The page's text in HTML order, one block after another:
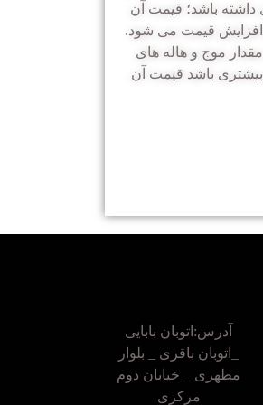
باشد؛ قیمت آن
افزایش قیمت می شود.
موج و هاله های
باشد قیمت آن
آدرس:اتوبان بابایی
_اتوبان باقری _ بلوار
مطهری _ خیابان دوم
مرکزی